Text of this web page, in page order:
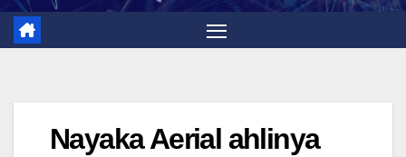
Nayaka Aerial ahlinya